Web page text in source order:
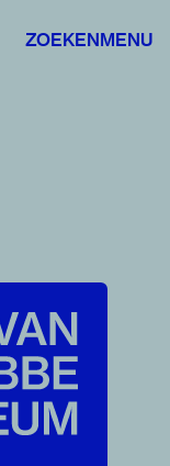
ZOEKENMENU